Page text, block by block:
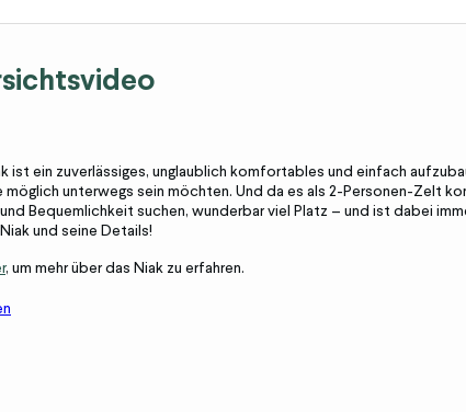
ist ein zuverlässiges, unglaublich komfortables und einfach
unterwegs sein möchten. Und da es als 2-Personen-Zelt
Bequemlichkeit suchen, wunderbar viel Platz – und ist dabei
und seine Details!
, um mehr über das Niak zu erfahren.